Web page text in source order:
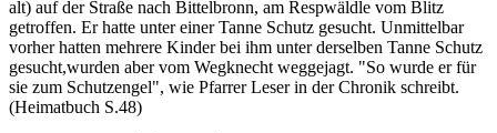
alt) auf der Straße nach Bittelbronn, am Respwäldle vom Blitz
getroffen. Er hatte unter einer Tanne Schutz gesucht. Unmittelbar
vorher hatten mehrere Kinder bei ihm unter derselben Tanne Schutz
gesucht,wurden aber vom Wegknecht weggejagt. "So wurde er für
sie zum Schutzengel", wie Pfarrer Leser in der Chronik schreibt.
(Heimatbuch S.48)